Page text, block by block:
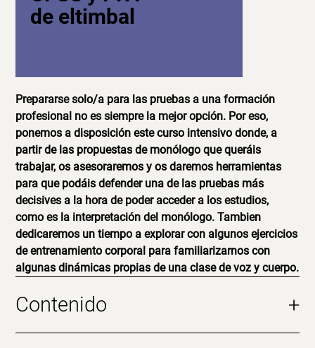
de eltimbal
Prepararse solo/a para las pruebas a una formación
profesional no es siempre la mejor opción. Por eso,
ponemos a disposición este curso intensivo donde, a
partir de las propuestas de monólogo que queráis
trabajar, os asesoraremos y os daremos herramientas
para que podáis defender una de las pruebas más
decisives a la hora de poder acceder a los estudios,
como es la interpretación del monólogo. Tambien
dedicaremos un tiempo a explorar con algunos ejercicios
de entrenamiento corporal para familiarizarnos con
algunas dinámicas propias de una clase de voz y cuerpo.
Contenido +